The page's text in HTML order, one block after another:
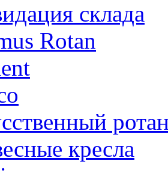
склада
Rotan
кресла